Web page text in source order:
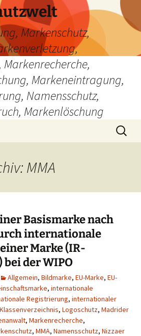
Markenschutz,
Markeneintragung,
Namensschutz,
Markenlöschung
Suchen
nach:
MMA
Basismarke nach
internationale
Marke (IR-
der WIPO
Allgemein, Bildmarke, EU-Marke, EU-
, internationale
Registrierung, internationaler
Klassenverzeichnis, Logoschutz, Madrider
, Markenrecherche,
, MMA, Namensschutz, Nizzaer